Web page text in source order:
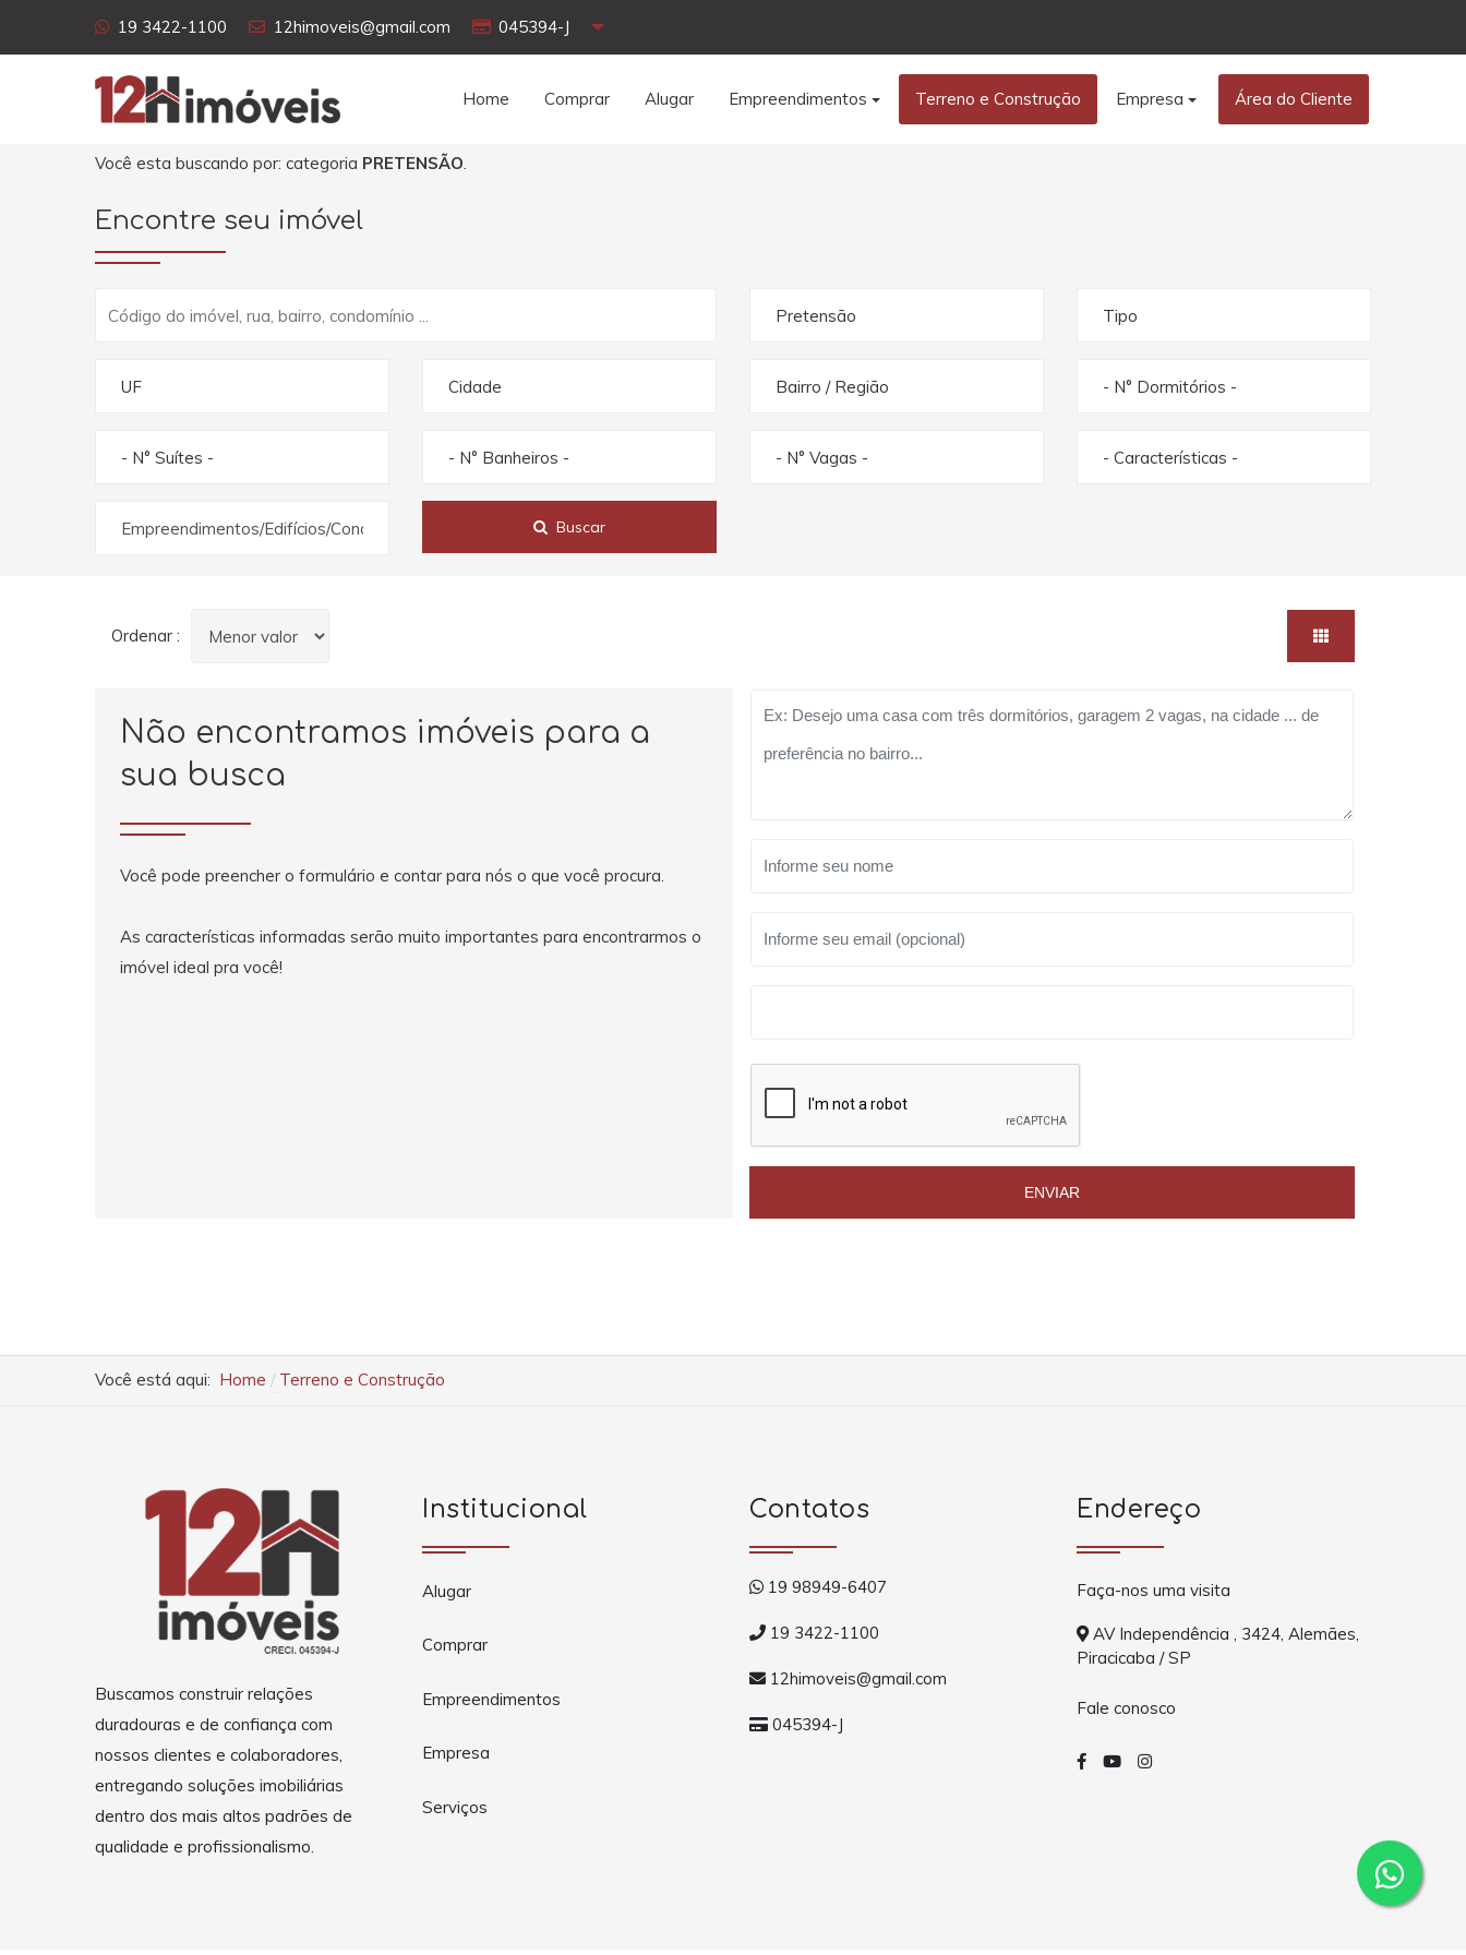
19 3422-1100 12himoveis@gmail.com 045394-J
Home Comprar Alugar Empreendimentos Terreno e Construção Empresa Área do Cliente
Você esta buscando por: categoria PRETENSÃO
Encontre seu imóvel
Pretensão Tipo
UF Cidade Bairro / Região - N° Dormitórios -
- N° Suítes - - N° Banheiros - - N° Vagas - - Características -
Empreendimentos/Edifícios/Condomínios Buscar
Ordenar :
Não encontramos imóveis para a
sua busca
Você pode preencher o formulário e contar para nós o que você procura.
As características informadas serão muito importantes para encontrarmos o
imóvel ideal pra você!
ENVIAR
Você está aqui: Home Terreno e Construção
Buscamos construir relações
duradouras e de confiança com
nossos clientes e colaboradores,
entregando soluções imobiliárias
dentro dos mais altos padrões de
qualidade e profissionalismo.
Institucional
Alugar
Comprar
Empreendimentos
Empresa
Serviços
Contatos
19 98949-6407
19 3422-1100
12himoveis@gmail.com
045394-J
Endereço
Faça-nos uma visita
AV Independência , 3424, Alemães,
Piracicaba / SP
Fale conosco